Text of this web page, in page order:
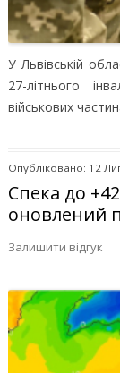
У Львівській
27-літнього
військових
Опубліковано: 12
Спека до
оновлений
Залишити відгук